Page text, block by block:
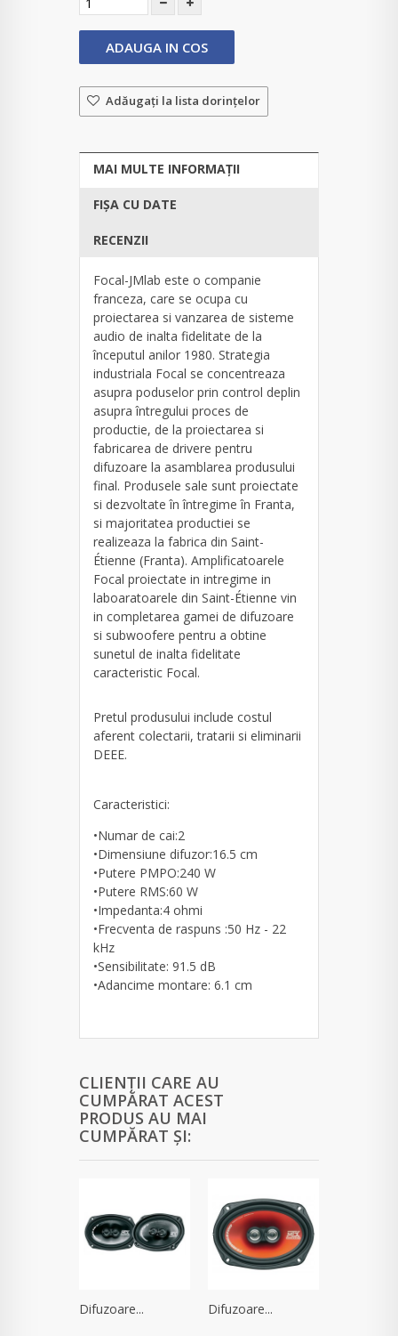
ADAUGA IN COS
Adăugaţi la lista dorinţelor
MAI MULTE INFORMAȚII
FIȘA CU DATE
RECENZII
Focal-JMlab este o companie
franceza, care se ocupa cu
proiectarea si vanzarea de sisteme
audio de inalta fidelitate de la
începutul anilor 1980. Strategia
industriala Focal se concentreaza
asupra poduselor prin control deplin
asupra întregului proces de
productie, de la proiectarea si
fabricarea de drivere pentru
difuzoare la asamblarea produsului
final. Produsele sale sunt proiectate
si dezvoltate în întregime în Franta,
si majoritatea productiei se
realizeaza la fabrica din Saint-
Étienne (Franta). Amplificatoarele
Focal proiectate in intregime in
laboaratoarele din Saint-Étienne vin
in completarea gamei de difuzoare
si subwoofere pentru a obtine
sunetul de inalta fidelitate
caracteristic Focal.
Pretul produsului include costul
aferent colectarii, tratarii si eliminarii
DEEE.
Caracteristici:
•Numar de cai:2
•Dimensiune difuzor:16.5 cm
•Putere PMPO:240 W
•Putere RMS:60 W
•Impedanta:4 ohmi
•Frecventa de raspuns :50 Hz - 22
kHz
•Sensibilitate: 91.5 dB
•Adancime montare: 6.1 cm
CLIENȚII CARE AU
CUMPĂRAT ACEST
PRODUS AU MAI
CUMPĂRAT ȘI:
Difuzoare... Difuzoare...